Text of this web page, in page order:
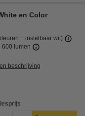
en Color
+ instelbaar wit)
600 lumen
beschrijving